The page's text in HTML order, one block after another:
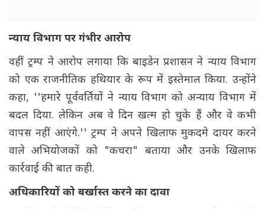
न्याय विभाग पर गंभीर आरोप
वहीं ट्रम्प ने आरोप लगाया कि बाइडेन प्रशासन ने न्याय विभाग
को एक राजनीतिक हथियार के रूप में इस्तेमाल किया. उन्होंने
कहा, ''हमारे पूर्ववर्तियों ने न्याय विभाग को अन्याय विभाग में
बदल दिया. लेकिन अब वे दिन खत्म हो चुके हैं और वे कभी
वापस नहीं आएंगे.'' ट्रम्प ने अपने खिलाफ मुकदमे दायर करने
वाले अभियोजकों को "कचरा" बताया और उनके खिलाफ
कार्रवाई की बात कही.
अधिकारियों को बर्खास्त करने का दावा